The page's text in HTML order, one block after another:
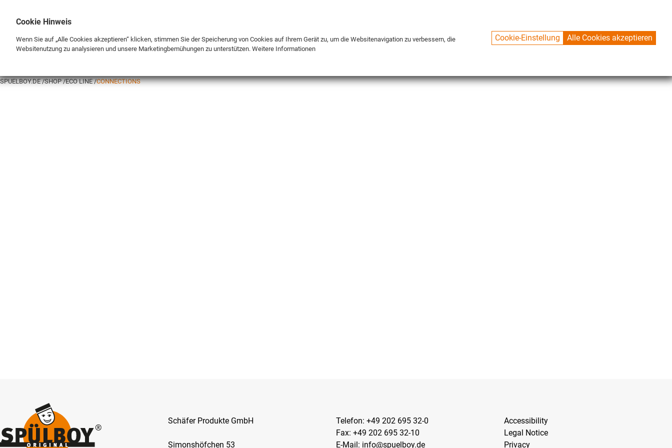
SPUELBOY.DE SHOP ECO LINE CONNECTIONS
Schäfer Produkte GmbH
Simonshöfchen 53
Telefon: +49 202 695 32-0
Fax: +49 202 695 32-10
E-Mail: info@spuelboy.de
Accessibility
Legal Notice
Privacy
Cookie Hinweis
Wenn Sie auf „Alle Cookies akzeptieren“ klicken, stimmen Sie der Speicherung von Cookies auf Ihrem Gerät zu, um die Websitenavigation zu verbessern, die
Websitenutzung zu analysieren und unsere Marketingbemühungen zu unterstützen. Weitere Informationen
Cookie-Einstellung Alle Cookies akzeptieren